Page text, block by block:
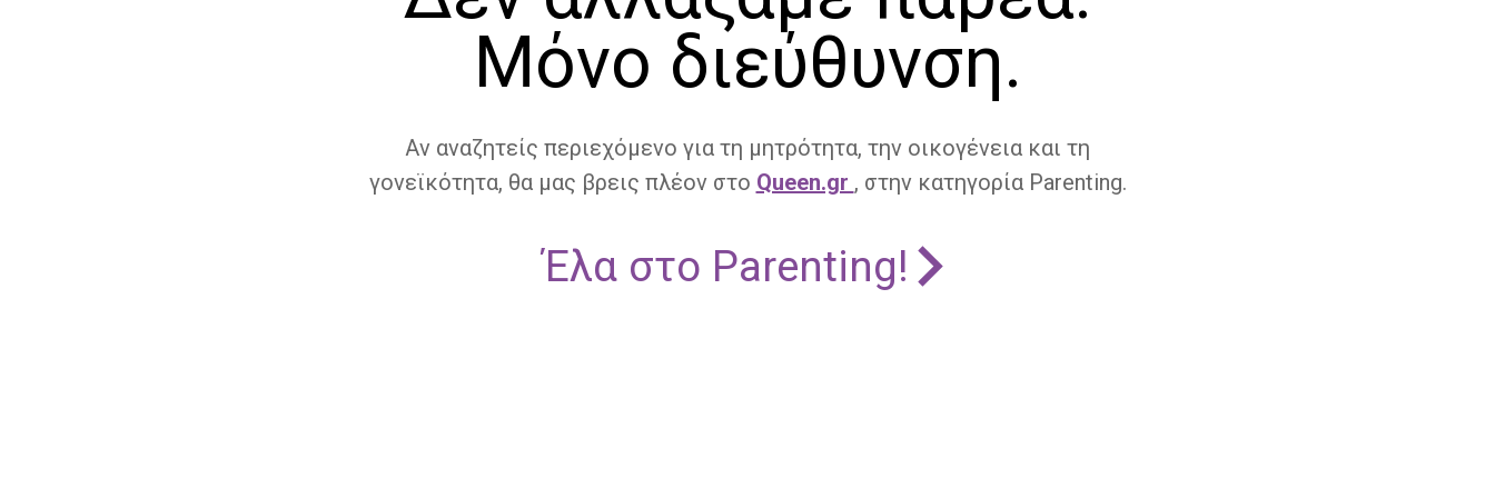
Μόνο διεύθυνση.
Αν αναζητείς περιεχόμενο για τη μητρότητα, την οικογένεια και τη
γονεϊκότητα, θα μας βρεις πλέον στο Queen.gr , στην κατηγορία Parenting.
Έλα στο Parenting!